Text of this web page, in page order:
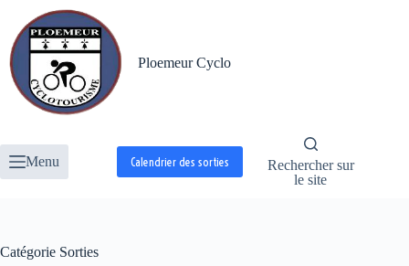
contenu
Ploemeur Cyclo
Menu Calendrier des sorties
Rechercher sur
le site
Catégorie Sorties